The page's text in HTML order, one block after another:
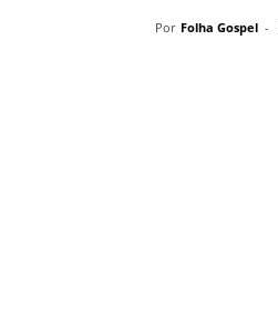
Por Folha Gospel -